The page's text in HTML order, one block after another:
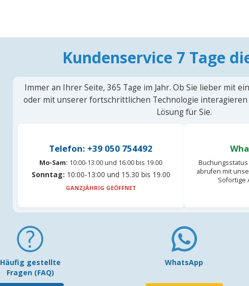
Kundenservice 7 Tage
Immer an Ihrer Seite, 365 Tage im Jahr. Ob Sie lieber mit
oder mit unserer fortschrittlichen Technologie interagieren
Lösung für Sie.
Telefon: +39 050 754492
Mo-Sam: 10:00-13:00 und 16.00 bis 19.00
Sonntag: 10:00-13:00 und 15.30 bis 19.00
GANZJÄHRIG GEÖFFNET
abrufen mit
Sofortige
Häufig gestellte
Fragen (FAQ)
WhatsApp